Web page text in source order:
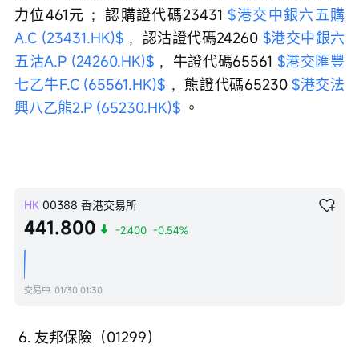
力位461元 ；認購證代碼23431 $港交中銀六五購
A.C (23431.HK)$ ，認沽證代碼24260 $港交中銀六
五沽A.P (24260.HK)$ ，牛證代碼65561 $港交匯豐
七乙牛F.C (65561.HK)$ ，熊證代碼65230 $港交法
興八乙熊2.P (65230.HK)$ 。
HK 00388 香港交易所
441.800 -2.400 -0.54%
交易中 01/30 01:30
6. 友邦保險（01299）